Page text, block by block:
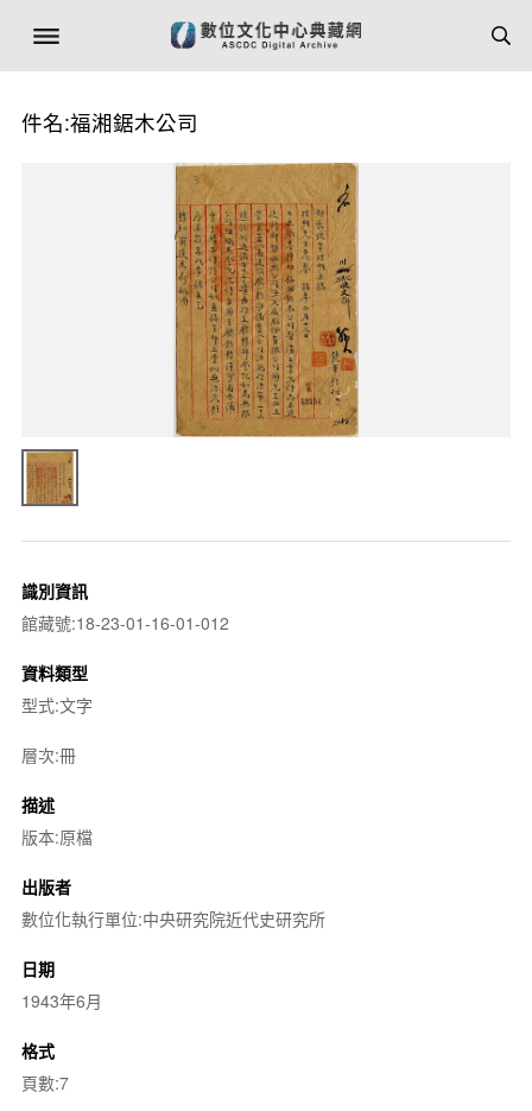
件名:福湘鋸木公司
識別資訊
館藏號:18-23-01-16-01-012
資料類型
型式:文字
層次:冊
描述
版本:原檔
出版者
數位化執行單位:中央研究院近代史研究所
日期
1943年6月
格式
頁數:7